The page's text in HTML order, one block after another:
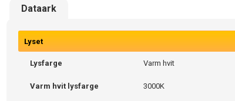
Dataark
Lyset
Lysfarge Varm hvit
Varm hvit lysfarge 3000K